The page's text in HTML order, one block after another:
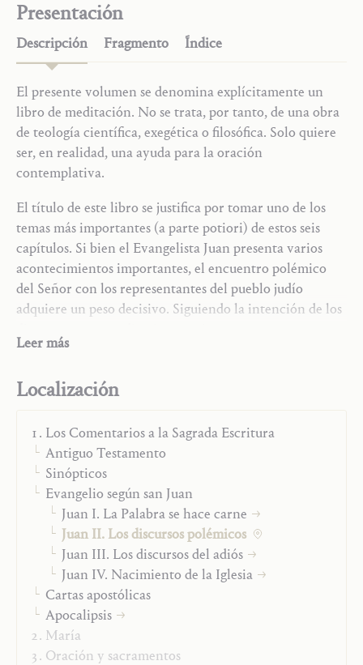
Presentación
Descripción Fragmento Índice
El presente volumen se denomina explícitamente un
libro de meditación. No se trata, por tanto, de una obra
de teología científica, exegética o filosófica. Solo quiere
ser, en realidad, una ayuda para la oración
contemplativa.
El título de este libro se justifica por tomar uno de los
temas más importantes (a parte potiori) de estos seis
capítulos. Si bien el Evangelista Juan presenta varios
acontecimientos importantes, el encuentro polémico
del Señor con los representantes del pueblo judío
adquiere un peso decisivo. Siguiendo la intención de los
el momento en el que la posición de la razón
debe dejarse abrir hacia la posición de la fe ilimitada en
Antigua Alianza humanamente mal comprendida a la
Nueva- debe ser realizado continuamente en siempre
nuevas variaciones, en una luz siempre nueva, en una
gracia que se configura en formas siempre nuevas. Por
tanto, nada en estos discursos del Señor es algo ya
pasado e histórico, más bien, todo es vida cristiana
actual.
Según el Prefacio de Hans Urs von Balthasar
Leer más
Localización
Los Comentarios a la Sagrada Escritura
Antiguo Testamento
Sinópticos
Evangelio según san Juan
Juan I. La Palabra se hace carne
Juan II. Los discursos polémicos
Juan III. Los discursos del adiós
Juan IV. Nacimiento de la Iglesia
Cartas apostólicas
Apocalipsis
María
Oración y sacramentos